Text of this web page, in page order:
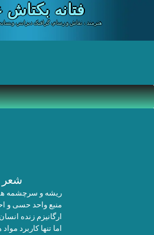
فتانه
.هنرمند ، نقاش و رسام، گرافیک دیزاینر،
شعر
ریشه و سرچشمه
منبع واحد حسی و
ارگانیزم زنده
اما تنها کاربرد